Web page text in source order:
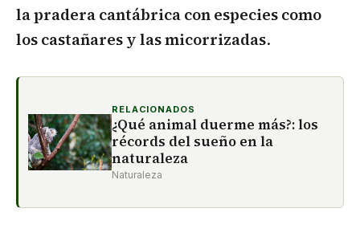
la pradera cantábrica con especies como
los castañares y las micorrizadas.
RELACIONADOS
¿Qué animal duerme más?: los
récords del sueño en la
naturaleza
Naturaleza